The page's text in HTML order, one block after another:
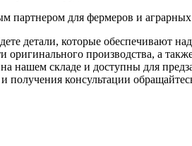
партнером для фермеров и
детали, которые обеспечивают
оригинального производства, а
нашем складе и доступны для
получения консультации